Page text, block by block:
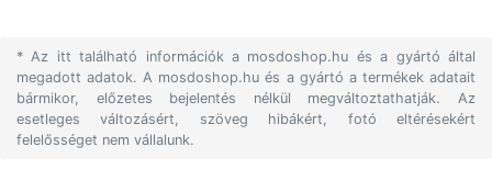
* Az itt található információk a mosdoshop.hu és a gyártó által
megadott adatok. A mosdoshop.hu és a gyártó a termékek adatait
bármikor, előzetes bejelentés nélkül megváltoztathatják. Az
esetleges változásért, szöveg hibákért, fotó eltérésekért
felelősséget nem vállalunk.